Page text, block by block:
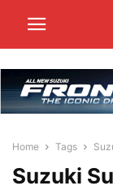
Home Tags
Suzuki